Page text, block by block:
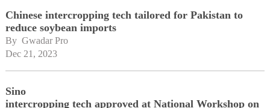
Chinese intercropping tech tailored for Pakistan to
reduce soybean imports
By Gwadar Pro
Dec 21, 2023
Sino
intercropping tech approved at National Workshop on